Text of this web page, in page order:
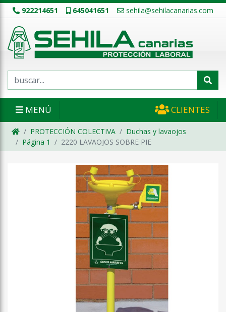
922214651 645041651 sehila@sehilacanarias.com
MENÚ CLIENTES
PROTECCIÓN COLECTIVA
Duchas y lavaojos
Página 1
2220 LAVAOJOS SOBRE PIE